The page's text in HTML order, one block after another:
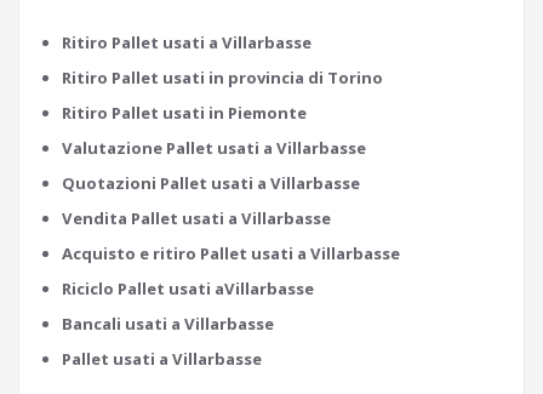
Ritiro Pallet usati a Villarbasse
Ritiro Pallet usati in provincia di Torino
Ritiro Pallet usati in Piemonte
Valutazione Pallet usati a Villarbasse
Quotazioni Pallet usati a Villarbasse
Vendita Pallet usati a Villarbasse
Acquisto e ritiro Pallet usati a Villarbasse
Riciclo Pallet usati aVillarbasse
Bancali usati a Villarbasse
Pallet usati a Villarbasse